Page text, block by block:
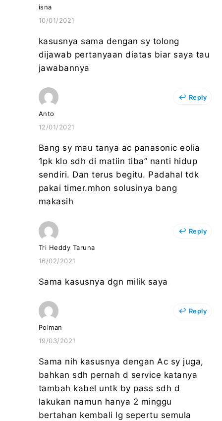
isna
10/01/2021
kasusnya sama dengan sy tolong
dijawab pertanyaan diatas biar saya tau
jawabannya
Anto
12/01/2021
Bang sy mau tanya ac panasonic eolia
1pk klo sdh di matiin tiba” nanti hidup
sendiri. Dan terus begitu. Padahal tdk
pakai timer.mhon solusinya bang
makasih
Reply
Tri Heddy Taruna
16/02/2021
Sama kasusnya dgn milik saya
Reply
Polman
19/03/2021
Sama nih kasusnya dengan Ac sy juga,
bahkan sdh pernah d service katanya
tambah kabel untk by pass sdh d
lakukan namun hanya 2 minggu
bertahan kembali lg sepertu semula
Reply